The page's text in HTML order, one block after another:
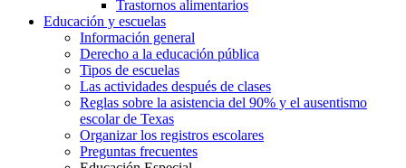
Trastornos alimentarios
Educación y escuelas
Información general
Derecho a la educación pública
Tipos de escuelas
Las actividades después de clases
Reglas sobre la asistencia del 90% y el ausentismo
escolar de Texas
Organizar los registros escolares
Preguntas frecuentes